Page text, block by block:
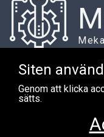
Har du
Jag är alltid
maskiner att sälja är
Siten
Genom att klicka
sätts.